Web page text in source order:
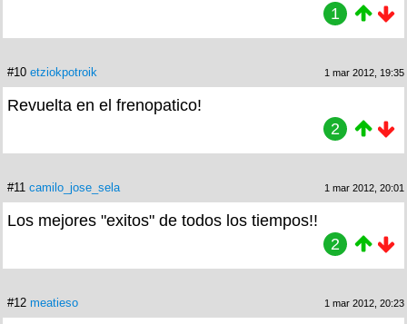
1
#10 etziokpotroik 1 mar 2012, 19:35
Revuelta en el frenopatico!
2
#11 camilo_jose_sela 1 mar 2012, 20:01
Los mejores "exitos" de todos los tiempos!!
2
#12 meatieso 1 mar 2012, 20:23